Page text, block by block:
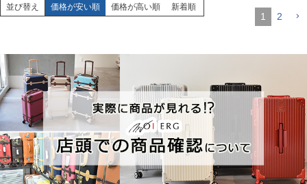
並び替え 価格が安い順 価格が高い順 新着順
1 2